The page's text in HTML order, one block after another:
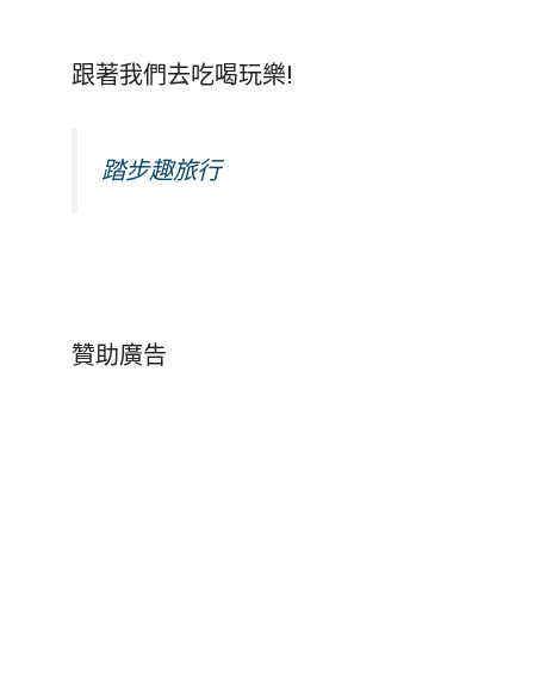
跟著我們去吃喝玩樂!
踏步趣旅行
贊助廣告